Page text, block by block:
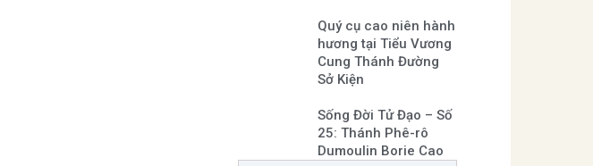
Quý cụ cao niên hành
hương tại Tiểu Vương
Cung Thánh Đường
Sở Kiện
Sống Đời Tử Đạo – Số
25: Thánh Phê-rô
Dumoulin Borie Cao